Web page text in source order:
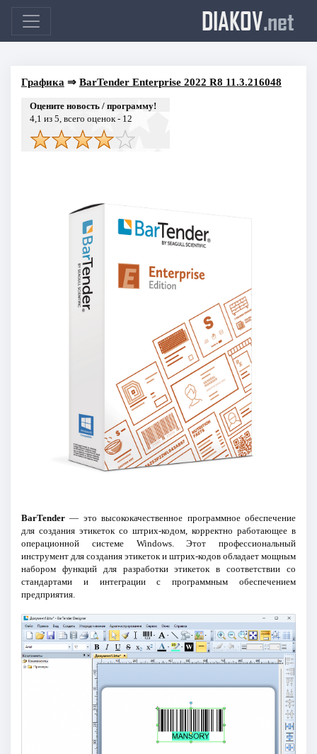
DIAKOV.net
Графика ⇒ BarTender Enterprise 2022 R8 11.3.216048
Оцените новость / программу!
4,1 из 5, всего оценок - 12
BarTender— это высококачественное программное обеспечение
для создания этикеток со штрих-кодом, корректно работающее в
операционной системе Windows. Этот профессиональный
инструмент для создания этикеток и штрих-кодов обладает мощным
набором функций для разработки этикеток в соответствии со
стандартами и интеграции с программным обеспечением
предприятия.